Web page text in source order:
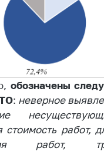
и
обозначены
: неверное
работ,
работ,